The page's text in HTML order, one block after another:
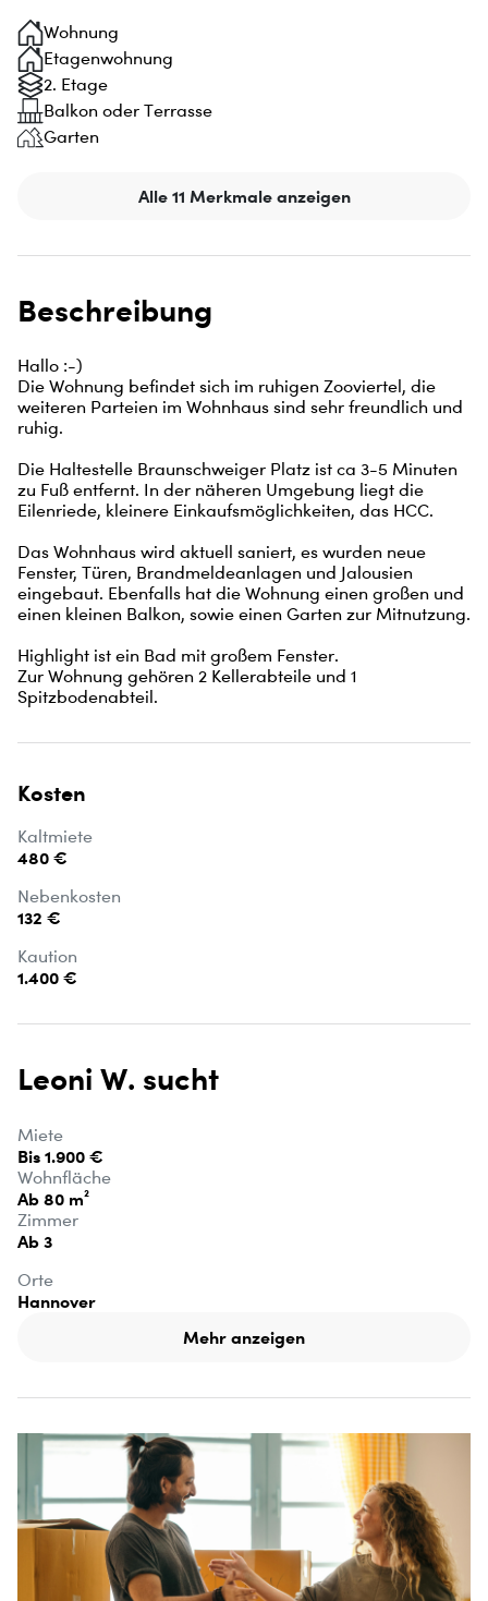
Wohnung
Etagenwohnung
2. Etage
Balkon oder Terrasse
Garten
Alle 11 Merkmale anzeigen
Beschreibung
Hallo :-)
Die Wohnung befindet sich im ruhigen Zooviertel, die
weiteren Parteien im Wohnhaus sind sehr freundlich und
ruhig.
Die Haltestelle Braunschweiger Platz ist ca 3-5 Minuten
zu Fuß entfernt. In der näheren Umgebung liegt die
Eilenriede, kleinere Einkaufsmöglichkeiten, das HCC.
Das Wohnhaus wird aktuell saniert, es wurden neue
Fenster, Türen, Brandmeldeanlagen und Jalousien
eingebaut. Ebenfalls hat die Wohnung einen großen und
einen kleinen Balkon, sowie einen Garten zur Mitnutzung.
Highlight ist ein Bad mit großem Fenster.
Zur Wohnung gehören 2 Kellerabteile und 1
Spitzbodenabteil.
Kosten
Kaltmiete
480 €
Nebenkosten
132 €
Kaution
1.400 €
Leoni W. sucht
Miete
Bis 1.900 €
Wohnfläche
Ab 80 m²
Zimmer
Ab 3
Orte
Hannover
Mehr anzeigen